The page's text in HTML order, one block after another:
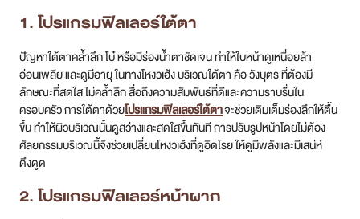
1. โปรแกรมฟิลเลอร์ใต้ตา
ปัญหาใต้ตาคล้ำลึก โบ๋ หรือมีร่องน้ำตาชัดเจน ทำให้ใบหน้าดูเหนื่อยล้า
อ่อนเพลีย และดูมีอายุ ในทางโหงวเฮ้ง บริเวณใต้ตา คือ วังบุตร ที่ต้องมี
ลักษณะที่สดใส ไม่คล้ำลึก สื่อถึงความสัมพันธ์ที่ดีและความราบรื่นใน
ครอบครัว การใต้ตาด้วยโปรแกรมฟิลเลอร์ใต้ตาจะช่วยเติมเต็มร่องลึกให้ตื้น
ขึ้น ทำให้ผิวบริเวณนั้นดูสว่างและสดใสขึ้นทันที การปรับรูปหน้าโดยไม่ต้อง
ศัลยกรรมบริเวณนี้จึงช่วยเปลี่ยนโหงวเฮ้งที่ดูอิดโรย ให้ดูมีพลังและมีเสน่ห์
ดึงดูด
2. โปรแกรมฟิลเลอร์หน้าผาก